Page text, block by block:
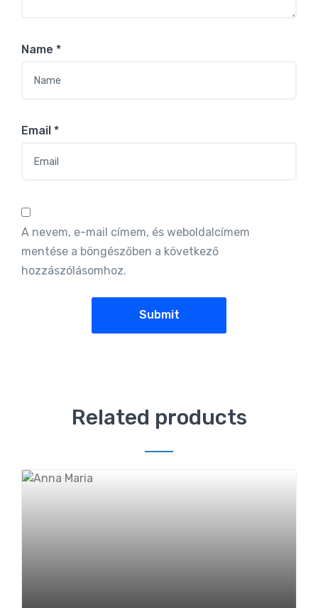
Name *
Email *
A nevem, e-mail címem, és weboldalcímem
mentése a böngészőben a következő
hozzászólásomhoz.
Related products